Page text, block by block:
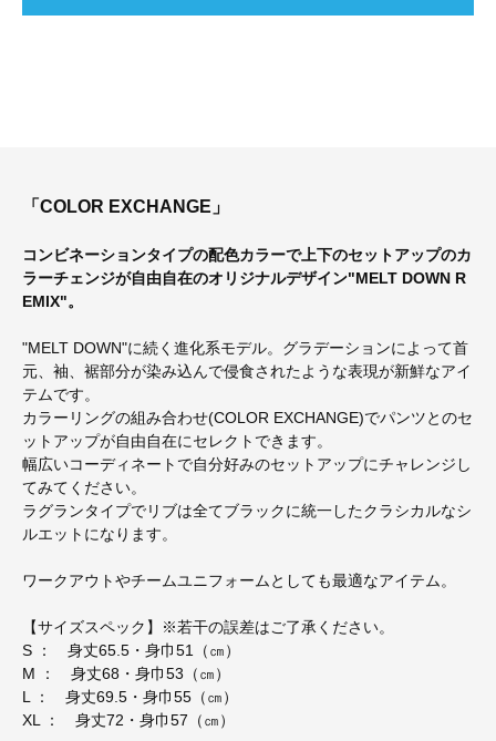
「COLOR EXCHANGE」
コンビネーションタイプの配色カラーで上下のセットアップのカ
ラーチェンジが自由自在のオリジナルデザイン"MELT DOWN R
EMIX"。
"MELT DOWN"に続く進化系モデル。グラデーションによって首
元、袖、裾部分が染み込んで侵食されたような表現が新鮮なアイ
テムです。
カラーリングの組み合わせ(COLOR EXCHANGE)でパンツとのセ
ットアップが自由自在にセレクトできます。
幅広いコーディネートで自分好みのセットアップにチャレンジし
てみてください。
ラグランタイプでリブは全てブラックに統一したクラシカルなシ
ルエットになります。
ワークアウトやチームユニフォームとしても最適なアイテム。
【サイズスペック】※若干の誤差はご了承ください。
S ： 身丈65.5・身巾51（㎝）
M ： 身丈68・身巾53（㎝）
L ： 身丈69.5・身巾55（㎝）
XL ： 身丈72・身巾57（㎝）